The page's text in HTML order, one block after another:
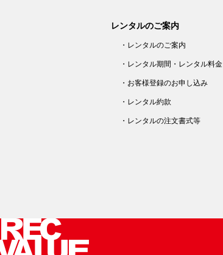
レンタルのご案内
・レンタルのご案内
・レンタル期間・レンタル料金
・お客様登録のお申し込み
・レンタル約款
・レンタルの注文書式等